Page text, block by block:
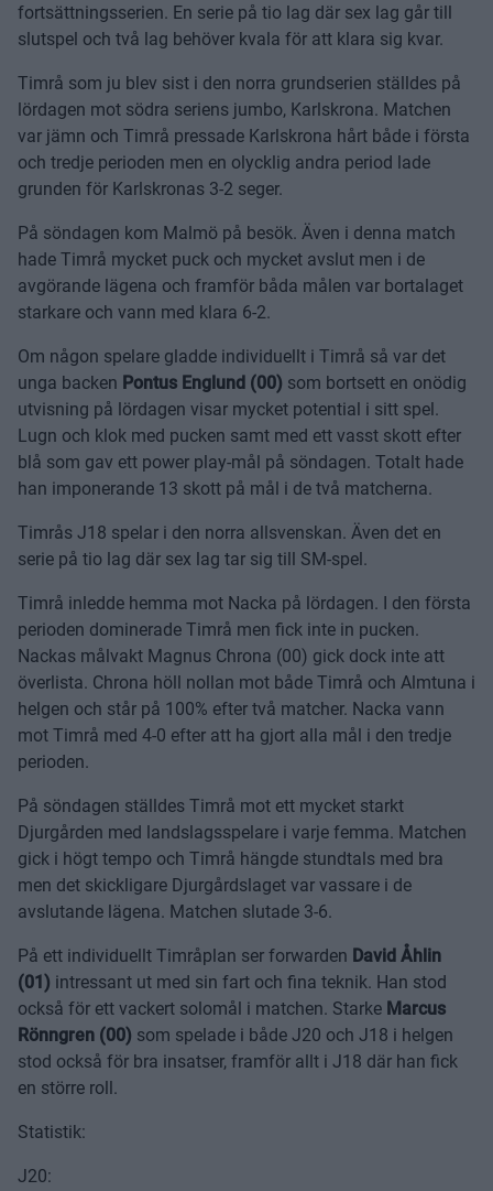
fortsättningsserien. En serie på tio lag där sex lag går till
slutspel och två lag behöver kvala för att klara sig kvar.
Timrå som ju blev sist i den norra grundserien ställdes på
lördagen mot södra seriens jumbo, Karlskrona. Matchen
var jämn och Timrå pressade Karlskrona hårt både i första
och tredje perioden men en olycklig andra period lade
grunden för Karlskronas 3-2 seger.
På söndagen kom Malmö på besök. Även i denna match
hade Timrå mycket puck och mycket avslut men i de
avgörande lägena och framför båda målen var bortalaget
starkare och vann med klara 6-2.
Om någon spelare gladde individuellt i Timrå så var det
unga backen Pontus Englund (00) som bortsett en onödig
utvisning på lördagen visar mycket potential i sitt spel.
Lugn och klok med pucken samt med ett vasst skott efter
blå som gav ett power play-mål på söndagen. Totalt hade
han imponerande 13 skott på mål i de två matcherna.
Timrås J18 spelar i den norra allsvenskan. Även det en
serie på tio lag där sex lag tar sig till SM-spel.
Timrå inledde hemma mot Nacka på lördagen. I den första
perioden dominerade Timrå men fick inte in pucken.
Nackas målvakt Magnus Chrona (00) gick dock inte att
överlista. Chrona höll nollan mot både Timrå och Almtuna i
helgen och står på 100% efter två matcher. Nacka vann
mot Timrå med 4-0 efter att ha gjort alla mål i den tredje
perioden.
På söndagen ställdes Timrå mot ett mycket starkt
Djurgården med landslagsspelare i varje femma. Matchen
gick i högt tempo och Timrå hängde stundtals med bra
men det skickligare Djurgårdslaget var vassare i de
avslutande lägena. Matchen slutade 3-6.
På ett individuellt Timråplan ser forwarden David Åhlin
(01) intressant ut med sin fart och fina teknik. Han stod
också för ett vackert solomål i matchen. Starke Marcus
Rönngren (00) som spelade i både J20 och J18 i helgen
stod också för bra insatser, framför allt i J18 där han fick
en större roll.
Statistik:
J20: